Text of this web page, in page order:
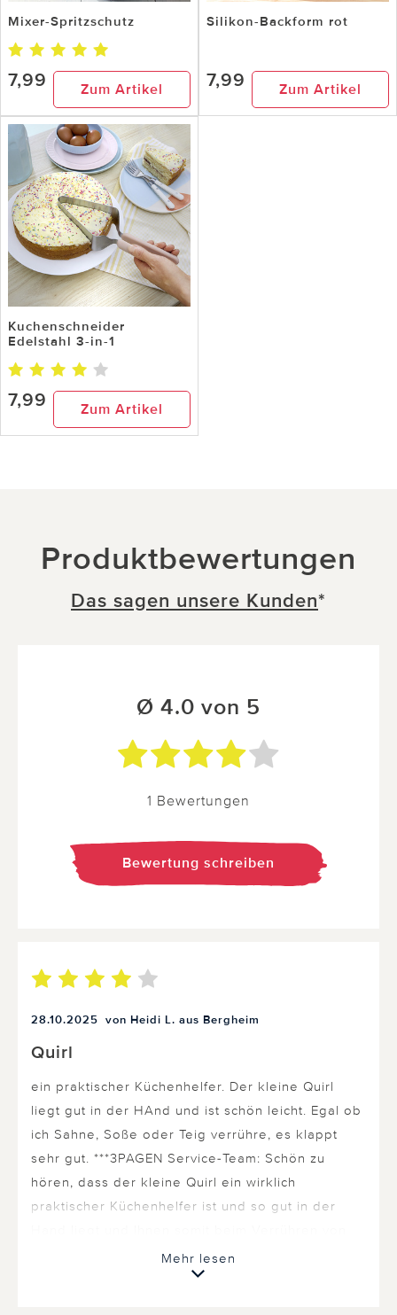
Mixer-Spritzschutz
7,99 Zum Artikel
Silikon-Backform rot
7,99 Zum Artikel
Kuchenschneider
Edelstahl 3-in-1
7,99 Zum Artikel
Produktbewertungen
Das sagen unsere Kunden*
Ø 4.0 von 5
1 Bewertungen
Bewertung schreiben
28.10.2025 von Heidi L. aus Bergheim
Quirl
ein praktischer Küchenhelfer. Der kleine Quirl
liegt gut in der HAnd und ist schön leicht. Egal ob
ich Sahne, Soße oder Teig verrühre, es klappt
sehr gut. ***3PAGEN Service-Team: Schön zu
hören, dass der kleine Quirl ein wirklich
praktischer Küchenhelfer ist und so gut in der
Sahne, Soße oder Teig so gute Dienste leistet .***
Mehr lesen